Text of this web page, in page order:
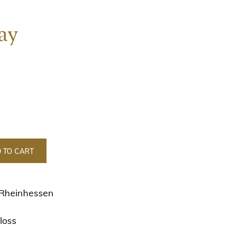
TO CART